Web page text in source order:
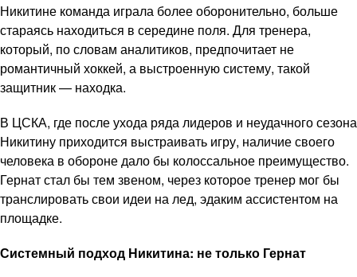
Никитине команда играла более оборонительно, больше
стараясь находиться в середине поля. Для тренера,
который, по словам аналитиков, предпочитает не
романтичный хоккей, а выстроенную систему, такой
защитник — находка.
В ЦСКА, где после ухода ряда лидеров и неудачного сезона
Никитину приходится выстраивать игру, наличие своего
человека в обороне дало бы колоссальное преимущество.
Гернат стал бы тем звеном, через которое тренер мог бы
транслировать свои идеи на лед, эдаким ассистентом на
площадке.
Системный подход Никитина: не только Гернат